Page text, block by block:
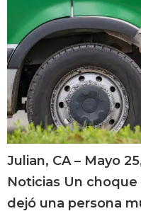
Julian, CA – Mayo
Noticias Un
dejó una persona